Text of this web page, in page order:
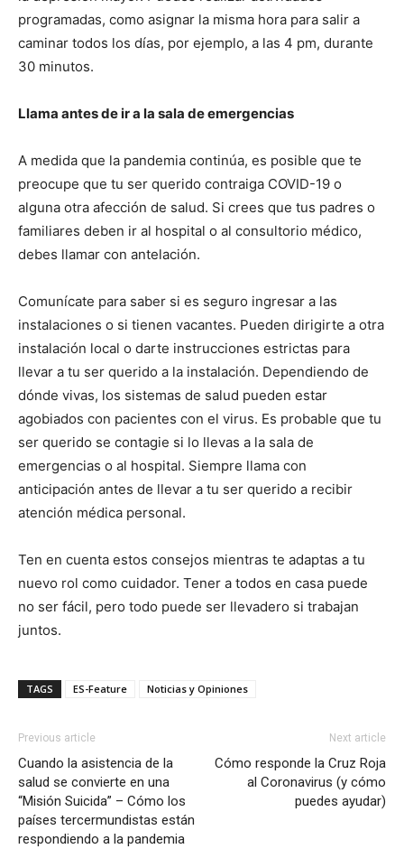
programadas, como asignar la misma hora para salir a
caminar todos los días, por ejemplo, a las 4 pm, durante
30 minutos.
Llama antes de ir a la sala de emergencias
A medida que la pandemia continúa, es posible que te
preocupe que tu ser querido contraiga COVID-19 o
alguna otra afección de salud. Si crees que tus padres o
familiares deben ir al hospital o al consultorio médico,
debes llamar con antelación.
Comunícate para saber si es seguro ingresar a las
instalaciones o si tienen vacantes. Pueden dirigirte a otra
instalación local o darte instrucciones estrictas para
llevar a tu ser querido a la instalación. Dependiendo de
dónde vivas, los sistemas de salud pueden estar
agobiados con pacientes con el virus. Es probable que tu
ser querido se contagie si lo llevas a la sala de
emergencias o al hospital. Siempre llama con
anticipación antes de llevar a tu ser querido a recibir
atención médica personal.
Ten en cuenta estos consejos mientras te adaptas a tu
nuevo rol como cuidador. Tener a todos en casa puede
no ser fácil, pero todo puede ser llevadero si trabajan
juntos.
TAGS ES-Feature Noticias y Opiniones
Previous article
Cuando la asistencia de la
salud se convierte en una
“Misión Suicida” – Cómo los
países tercermundistas están
respondiendo a la pandemia
Next article
Cómo responde la Cruz Roja
al Coronavirus (y cómo
puedes ayudar)